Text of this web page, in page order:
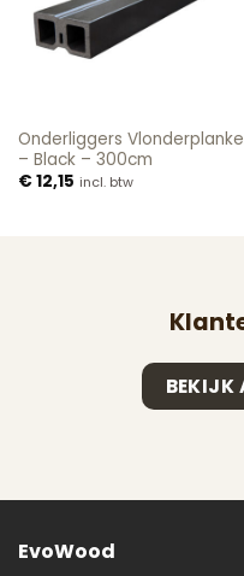
Onderliggers
– Black – 300cm
€12,15 incl. btw
BEKIJK
EvoWood